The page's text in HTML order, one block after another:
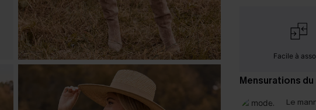
Facile à
Mensurations du
Le